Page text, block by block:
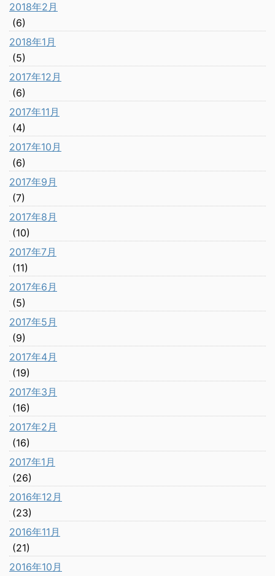
2018年2月
(6)
2018年1月
(5)
2017年12月
(6)
2017年11月
(4)
2017年10月
(6)
2017年9月
(7)
2017年8月
(10)
2017年7月
(11)
2017年6月
(5)
2017年5月
(9)
2017年4月
(19)
2017年3月
(16)
2017年2月
(16)
2017年1月
(26)
2016年12月
(23)
2016年11月
(21)
2016年10月